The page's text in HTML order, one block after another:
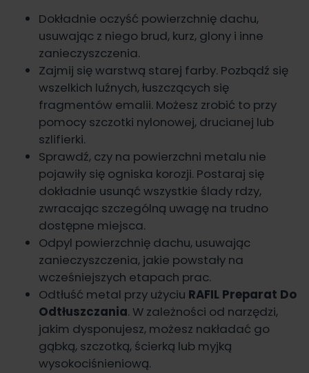
Dokładnie oczyść powierzchnię dachu,
usuwając z niego brud, kurz, glony i inne
zanieczyszczenia.
Zajmij się warstwą starej farby. Pozbądź się
wszelkich luźnych, łuszczących się
fragmentów emalii. Możesz zrobić to przy
pomocy szczotki nylonowej, drucianej lub
szlifierki.
Sprawdź, czy na powierzchni metalu nie
pojawiły się ogniska korozji. Postaraj się
dokładnie usunąć wszystkie ślady rdzy,
zwracając szczególną uwagę na trudno
dostępne miejsca.
Odpyl powierzchnię dachu, usuwając
zanieczyszczenia, jakie powstały na
wcześniejszych etapach prac.
Odtłuść metal przy użyciu RAFIL Preparat Do
Odtłuszczania. W zależności od narzędzi,
jakim dysponujesz, możesz nakładać go
gąbką, szczotką, ścierką lub myjką
wysokociśnieniową.